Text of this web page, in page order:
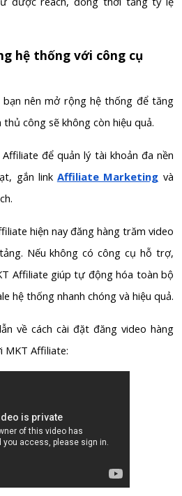
hệ thống với công cụ
nên mở rộng hệ thống để tăng
thủ công sẽ không còn hiệu quả.
để quản lý tài khoản đa nền
gắn link Affiliate Marketing và
hiện nay đăng hàng trăm video
Nếu không có công cụ hỗ trợ,
Affiliate giúp tự động hóa toàn bộ
hệ thống nhanh chóng và hiệu quả.
về cách cài đặt đăng video hàng
MKT Affiliate: